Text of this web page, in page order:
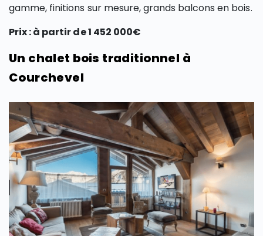
gamme, finitions sur mesure, grands balcons en bois.
Prix : à partir de 1 452 000€
Un chalet bois traditionnel à
Courchevel